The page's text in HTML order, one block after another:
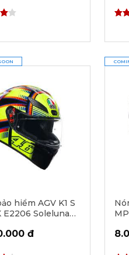
hiểm AGV K1 S
E2206 Soleluna
đ